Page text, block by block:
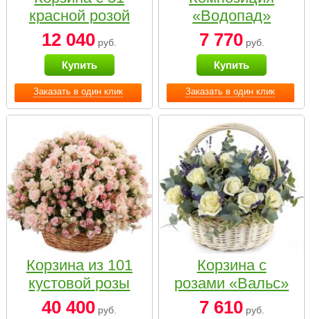
Заказать в один клик
красной розой
12 040 руб.
Купить
Заказать в один клик
«Водопад»
7 770руб.
Купить
Корзина из 101
кустовой розы
нежных тонов
40 400 руб.
Корзина с
розами «Вальс»
7 610руб.